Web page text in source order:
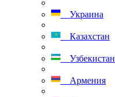
Украина
Казахстан
Узбекистан
Армения